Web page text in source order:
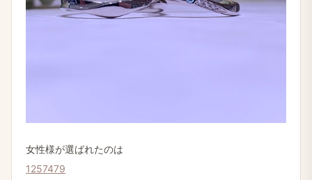
女性様が選ばれたのは
1257479